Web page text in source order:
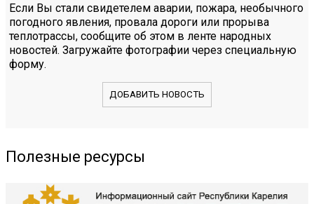
Если Вы стали свидетелем аварии, пожара, необычного
погодного явления, провала дороги или прорыва
теплотрассы, сообщите об этом в ленте народных
новостей. Загружайте фотографии через специальную
форму.
ДОБАВИТЬ НОВОСТЬ
Полезные ресурсы